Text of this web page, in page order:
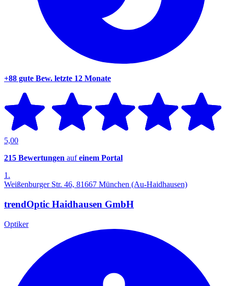
+88 gute Bew. letzte 12 Monate
5,00
215 Bewertungen aufeinem Portal
1.
Weißenburger Str. 46, 81667 München (Au-Haidhausen)
trendOptic Haidhausen GmbH
Optiker